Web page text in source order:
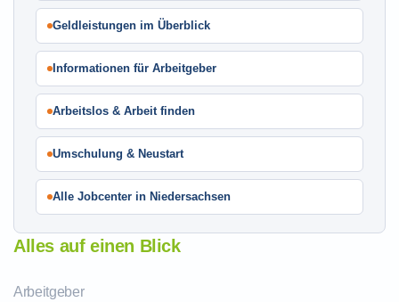
Geldleistungen im Überblick
Informationen für Arbeitgeber
Arbeitslos & Arbeit finden
Umschulung & Neustart
Alle Jobcenter in Niedersachsen
Alles auf einen Blick
Arbeitgeber